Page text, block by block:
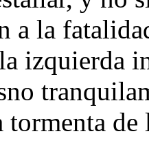
a la
izquierda
tormenta